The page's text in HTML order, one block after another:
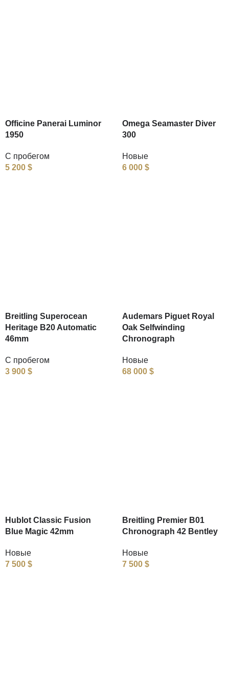
Officine Panerai Luminor
1950
С пробегом
5 200 $
Omega Seamaster Diver
300
Новые
6 000 $
Breitling Superocean
Heritage B20 Automatic
46mm
С пробегом
3 900 $
Audemars Piguet Royal
Oak Selfwinding
Chronograph
Новые
68 000 $
Hublot Classic Fusion
Blue Magic 42mm
Новые
7 500 $
Breitling Premier B01
Chronograph 42 Bentley
Новые
7 500 $